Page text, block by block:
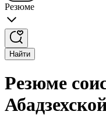
Резюме
Найти
Резюме